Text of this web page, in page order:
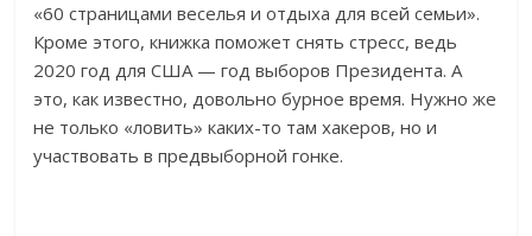
«60 страницами веселья и отдыха для всей семьи».
Кроме этого, книжка поможет снять стресс, ведь
2020 год для США — год выборов Президента. А
это, как известно, довольно бурное время. Нужно же
не только «ловить» каких-то там хакеров, но и
участвовать в предвыборной гонке.